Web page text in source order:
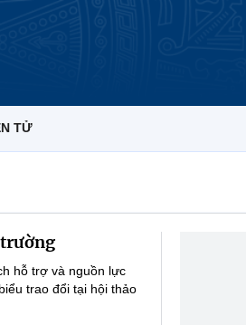
TỬ
hỗ trợ và nguồn lực
trao đổi tại hội thảo